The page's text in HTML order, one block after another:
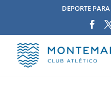
DEPORTE